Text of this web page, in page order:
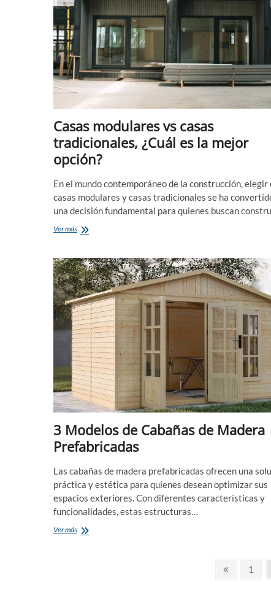
bajantes
sin
Casas modulares vs casas
tradicionales, ¿Cuál es la mejor
opción?
En el mundo contemporáneo de la construcción,
casas modulares y casas tradicionales se ha
una decisión fundamental para quienes buscan
Ver másCasas
casas
tradicionales,
¿Cuál
es
la
mejor
opción?
3 Modelos de Cabañas de Madera
Prefabricadas
Las cabañas de madera prefabricadas ofrecen una
práctica y estética para quienes desean optimizar sus
espacios exteriores. Con diferentes características y
funcionalidades, estas estructuras…
Ver más3
Página1